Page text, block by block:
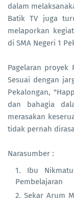
dalam
Batik TV juga
melaporkan
di SMA Negeri 1
Pagelaran proyek
Sesuai dengan
Pekalongan,
dan bahagia
merasakan
tidak pernah
Narasumber :
Ibu
Pembelajaran
Sekar Arum